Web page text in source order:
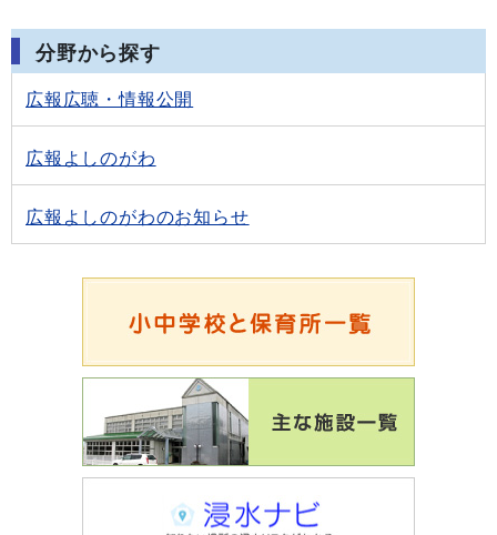
分野から探す
広報広聴・情報公開
広報よしのがわ
広報よしのがわのお知らせ